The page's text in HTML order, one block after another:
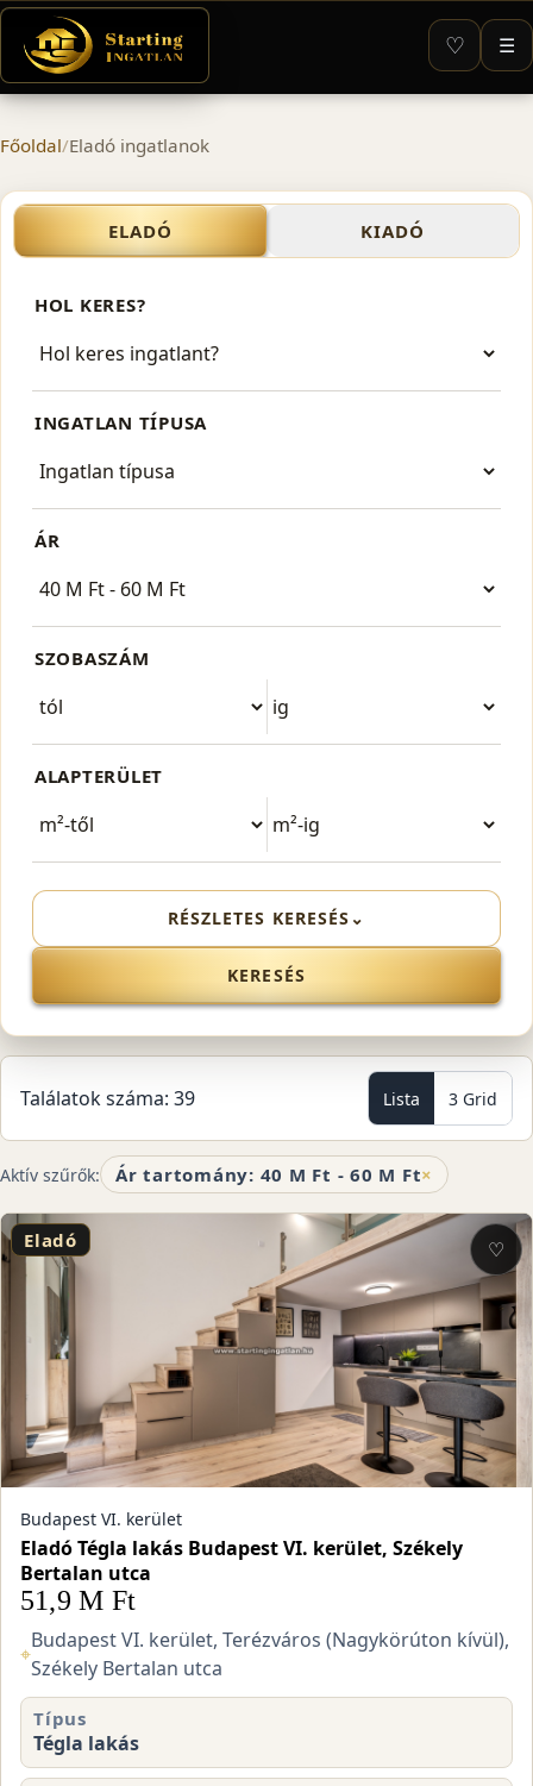
♡ ☰
Főoldal/Eladó ingatlanok
Eladó ingatlan 40-60
ELADÓ KIADÓ
HOL KERES?
INGATLAN TÍPUSA
ÁR
SZOBASZÁM
ALAPTERÜLET
RÉSZLETES KERESÉS ⌄
KERESÉS
Találatok száma: 39 Lista 3 Grid
Aktív szűrők: Ár tartomány: 40 M Ft - 60 M Ft×
Eladó ♡
Budapest VI. kerület
Eladó Tégla lakás Budapest VI. kerület, Székely
Bertalan utca
51,9 M Ft
⌖
Budapest VI. kerület, Terézváros (Nagykörúton kívül),
Székely Bertalan utca
Típus
Tégla lakás